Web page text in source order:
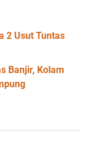
2 Usut Tuntas
Banjir, Kolam